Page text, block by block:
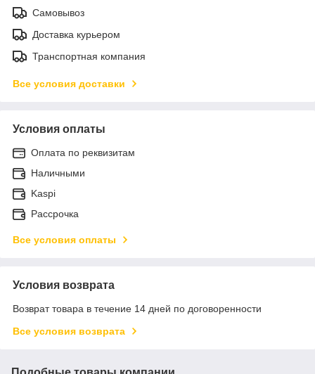
Самовывоз
Доставка курьером
Транспортная компания
Все условия доставки
Условия оплаты
Оплата по реквизитам
Наличными
Kaspi
Рассрочка
Все условия оплаты
Условия возврата
Возврат товара в течение 14 дней по договоренности
Все условия возврата